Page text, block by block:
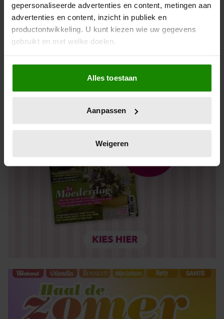
gepersonaliseerde advertenties en content, metingen aan
advertenties en content, inzicht in publiek en
productontwikkeling. U kunt kiezen wie uw gegevens
gebruikt en met welke doelen.
Als u het toestaat, willen we ook graag:
Informatie verzamelen over uw geografische locatie,
die tot een paar meter nauwkeurig kan zijn
op specifieke eigenschappen (fingerprinting)
verwerkt en stel uw voorkeuren in het
intrekken in de Cookieverklaring.
We gebruiken cookies om content en advertenties te
personaliseren, om functies voor social media te bieden
en om ons websiteverkeer te analyseren. Ook delen we
informatie over uw gebruik van onze site met onze
partners voor social media, adverteren en analyse. Deze
verzameld op basis van uw gebruik van hun services. U
gaat akkoord met onze cookies als u onze website blijft
gebruiken.
Alles toestaan
Aanpassen
Weigeren
Digitaal lezen
Los kopen